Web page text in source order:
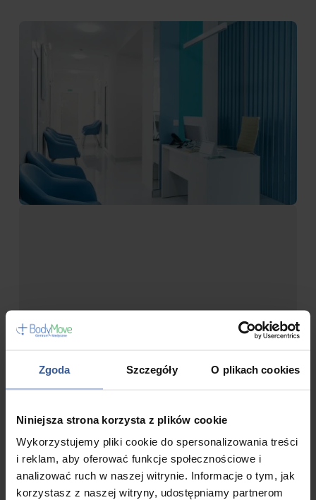
Zgoda Szczegóły O plikach cookies
Niniejsza strona korzysta z plików cookie
Wykorzystujemy pliki cookie do spersonalizowania treści
i reklam, aby oferować funkcje społecznościowe i
analizować ruch w naszej witrynie. Informacje o tym, jak
korzystasz z naszej witryny, udostępniamy partnerom